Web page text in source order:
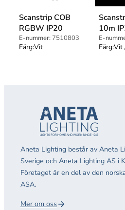
Scanstrip COB
RGBW IP20
E-nummer: 7510803
Färg:Vit
10m
E-
Färg:Vit
Aneta Lighting består av Aneta
Sverige och Aneta Lighting AS i
Företaget är en del av den
ASA.
Mer om oss